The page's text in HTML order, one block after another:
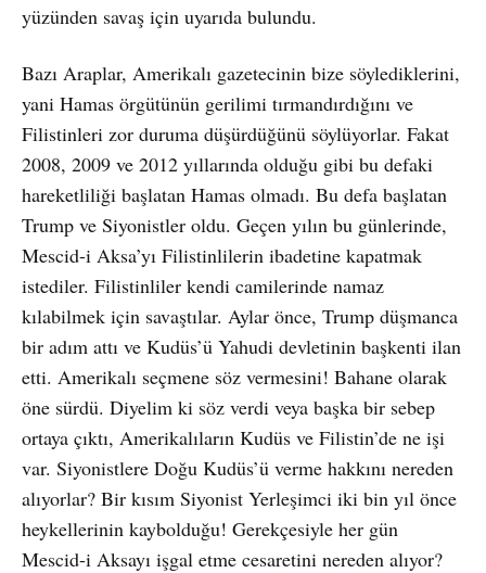
yüzünden savaş için uyarıda bulundu.
Bazı Araplar, Amerikalı gazetecinin bize söylediklerini,
yani Hamas örgütünün gerilimi tırmandırdığını ve
Filistinleri zor duruma düşürdüğünü söylüyorlar. Fakat
2008, 2009 ve 2012 yıllarında olduğu gibi bu defaki
hareketliliği başlatan Hamas olmadı. Bu defa başlatan
Trump ve Siyonistler oldu. Geçen yılın bu günlerinde,
Mescid-i Aksa’yı Filistinlilerin ibadetine kapatmak
istediler. Filistinliler kendi camilerinde namaz
kılabilmek için savaştılar. Aylar önce, Trump düşmanca
bir adım attı ve Kudüs’ü Yahudi devletinin başkenti ilan
etti. Amerikalı seçmene söz vermesini! Bahane olarak
öne sürdü. Diyelim ki söz verdi veya başka bir sebep
ortaya çıktı, Amerikalıların Kudüs ve Filistin’de ne işi
var. Siyonistlere Doğu Kudüs’ü verme hakkını nereden
alıyorlar? Bir kısım Siyonist Yerleşimci iki bin yıl önce
heykellerinin kaybolduğu! Gerekçesiyle her gün
Mescid-i Aksayı işgal etme cesaretini nereden alıyor?